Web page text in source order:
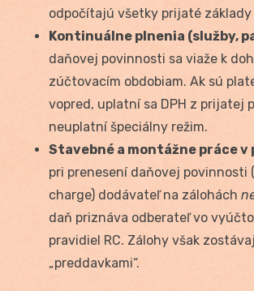
odpočítajú všetky prijaté základy
Kontinuálne plnenia (služby,
daňovej povinnosti sa viaže k
zúčtovacím obdobiam. Ak sú
vopred, uplatní sa DPH z prijatej
neuplatní špeciálny režim.
Stavebné a montážne práce v
pri prenesení daňovej povinnosti
charge) dodávateľ na zálohách
daň priznáva odberateľ vo
pravidiel RC. Zálohy však
„preddavkami“.